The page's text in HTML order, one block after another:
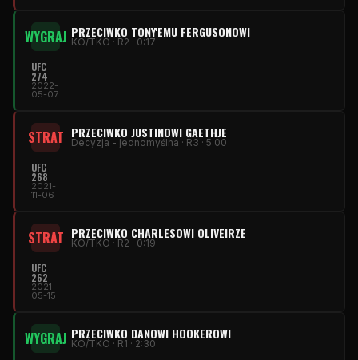
WYGRAJ PRZECIWKO TONY'EMU FERGUSONOWI
KO/TKO · R2 · 0:17
UFC
274
2022-
05-07
STRAT PRZECIWKO JUSTINOWI GAETHJE
Decyzja - jednomyślna · R3 · 5:00
UFC
268
2021-
11-06
STRAT PRZECIWKO CHARLESOWI OLIVEIRZE
KO/TKO · R2 · 0:19
UFC
262
2021-
05-15
WYGRAJ PRZECIWKO DANOWI HOOKEROWI
KO/TKO · R1 · 2:30